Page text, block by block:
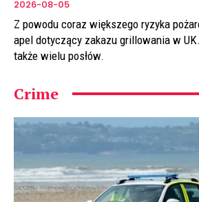
2026-08-05
Z powodu coraz większego ryzyka
apel dotyczący zakazu grillowania w
także wielu posłów.
Crime